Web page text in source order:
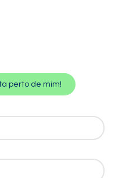
perto de mim!